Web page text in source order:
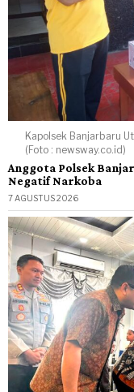
Kapolsek Banjarbaru
(Foto : newsway.co.id)
Anggota Polsek
Negatif Narkoba
7 AGUSTUS 2026